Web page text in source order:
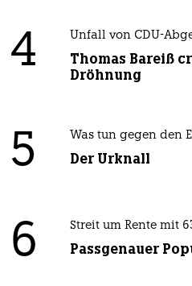
4 Unfall von CDU-
Thomas Bareiß
Dröhnung
5 Was tun gegen den
Der Urknall
6 Streit um Rente mit
Passgenauer